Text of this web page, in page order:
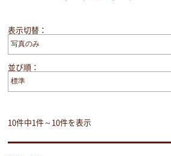
表示切替：
並び順：
10件中1件～10件を表示